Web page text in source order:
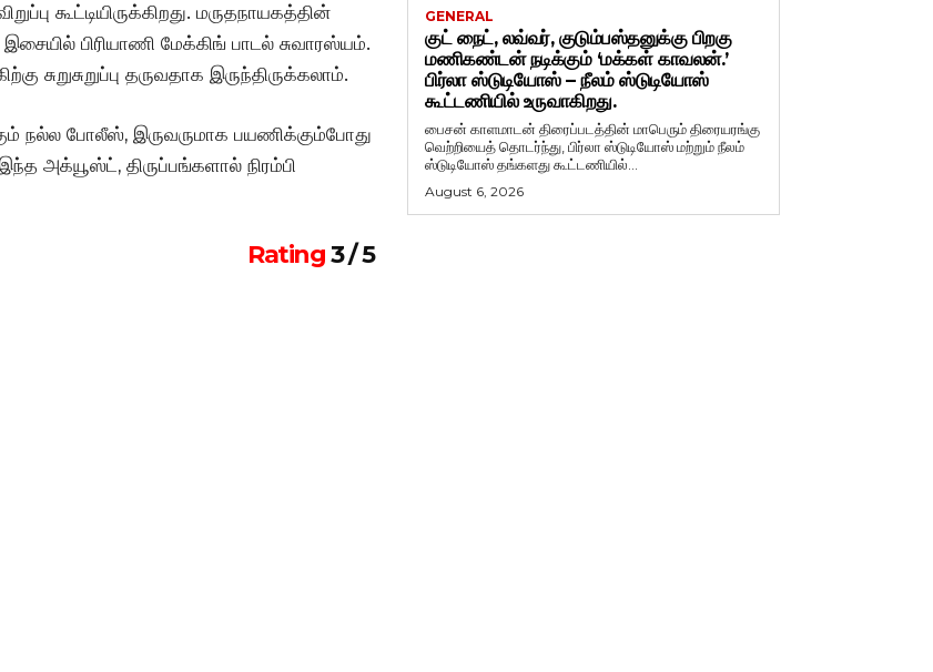
கூட்டியிருக்கிறது. மருதநாயகத்தின்
பிரியாணி மேக்கிங் பாடல் சுவாரஸ்யம்.
தருவதாக இருந்திருக்கலாம்.
நல்ல போலீஸ், இருவருமாக பயணிக்கும்போது
அக்யூஸ்ட், திருப்பங்களால் நிரம்பி
Rating3 / 5
GENERAL
குட் நைட், லவ்வர், குடும்பஸ்தனுக்கு பிறகு
மணிகண்டன் நடிக்கும் ‘மக்கள் காவலன்.’
பிர்லா ஸ்டுடியோஸ் – நீலம் ஸ்டுடியோஸ்
கூட்டணியில் உருவாகிறது.
பைசன் காளமாடன் திரைப்படத்தின் மாபெரும் திரையரங்கு
வெற்றியைத் தொடர்ந்து, பிர்லா ஸ்டுடியோஸ் மற்றும் நீலம்
ஸ்டுடியோஸ் தங்களது கூட்டணியில்...
August 6, 2026